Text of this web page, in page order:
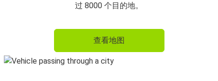
过 8000 个目的地。
查看地图